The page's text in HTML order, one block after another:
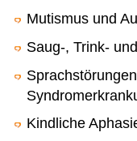
Mutismus und
Saug-, Trink-
Kindliche